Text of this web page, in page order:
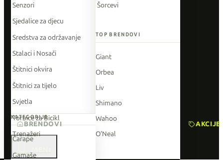
Senzori
Sjedalice za djecu
Sredstva za održavanje
Stalaci i Nosači
Štitnici okvira
Štitnici za tijelo
Svjetla
Torbice za Bicikl
Trenažeri
Šorcevi
TOP BRENDOVI
Giant
Orbea
Liv
Shimano
Wahoo
O'Neal
KATEGORIJE
Čarape
Gamaše
BRENDOVI AKCIJE
